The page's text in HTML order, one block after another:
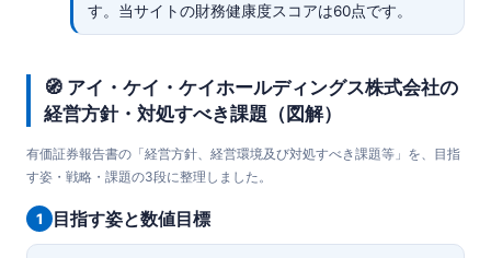
す。当サイトの財務健康度スコアは60点です。
🧭 アイ・ケイ・ケイホールディングス株式会社の
経営方針・対処すべき課題（図解）
有価証券報告書の「経営方針、経営環境及び対処すべき課題等」を、目指
す姿・戦略・課題の3段に整理しました。
1 目指す姿と数値目標